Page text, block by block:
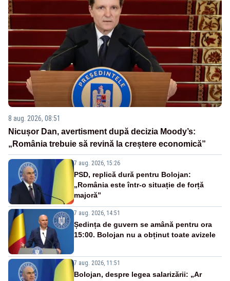
8 aug. 2026, 08:51
Nicușor Dan, avertisment după decizia Moody’s:
„România trebuie să revină la creștere economică”
7 aug. 2026, 15:26
PSD, replică dură pentru Bolojan:
„România este într-o situație de forță
majoră”
7 aug. 2026, 14:51
Ședința de guvern se amână pentru ora
15:00. Bolojan nu a obținut toate avizele
7 aug. 2026, 11:51
Bolojan, despre legea salarizării: „Ar